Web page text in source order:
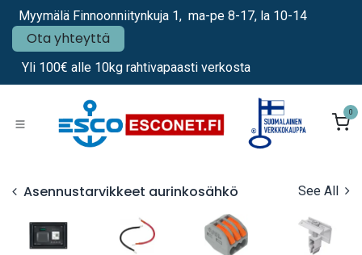
Siirry sisältöön
Myymälä Finnoonniitynkuja 1, ma-pe 8-17, la 10-14
Ota yhteyttä
Yli 100€ alle 10kg rahtivapaasti verkosta
0
Asennustarvikkeet aurinkosähkö See All